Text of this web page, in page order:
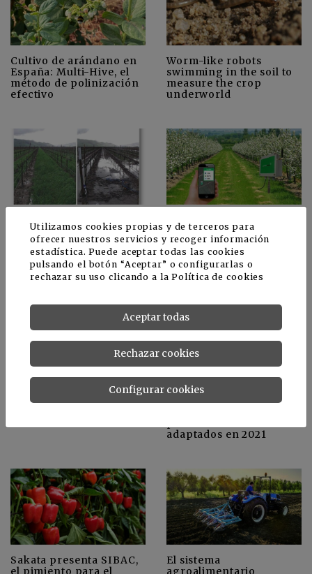
Cultivo de arándano en
España: Multi-Hive, el
método de polinización
efectivo
Worm-like robots
swimming in the soil to
measure the crop
underworld
La Agricultura de
Conservación como
solución a la pérdida y
degradación de los
suelos
anual será del 150% en
los próximos cinco años
hacerse una foto no me
Cambio climático:
Cataluña es la elegida
adaptados en 2021
Sakata presenta SIBAC,
el pimiento para el
El sistema
agroalimentario
Utilizamos cookies propias y de terceros para
ofrecer nuestros servicios y recoger información
estadística. Puede aceptar todas las cookies
pulsando el botón “Aceptar” o configurarlas o
rechazar su uso clicando a laPolítica de cookies
Aceptar todas
Rechazar cookies
Configurar cookies